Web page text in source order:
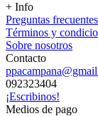
+ Info
Preguntas frecuentes
Términos y
Sobre nosotros
Contacto
092323404
¡Escribinos!
Medios de pago